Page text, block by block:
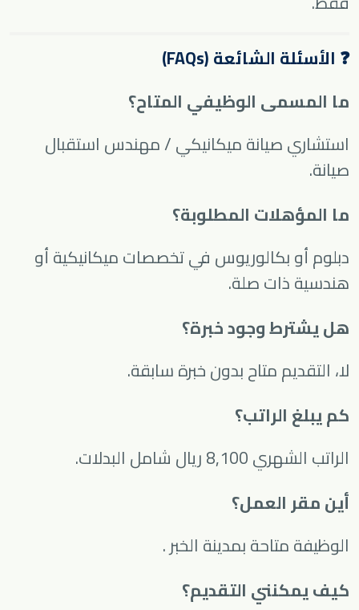
❓ الأسئلة الشائعة (FAQs)
ما المسمى الوظيفي المتاح؟
استشاري صيانة ميكانيكي / مهندس استقبال
صيانة.
ما المؤهلات المطلوبة؟
دبلوم أو بكالوريوس في تخصصات ميكانيكية أو
هندسية ذات صلة.
هل يشترط وجود خبرة؟
لا، التقديم متاح بدون خبرة سابقة.
كم يبلغ الراتب؟
الراتب الشهري 8,100 ريال شامل البدلات.
أين مقر العمل؟
الوظيفة متاحة بمدينة الخبر.
كيف يمكنني التقديم؟